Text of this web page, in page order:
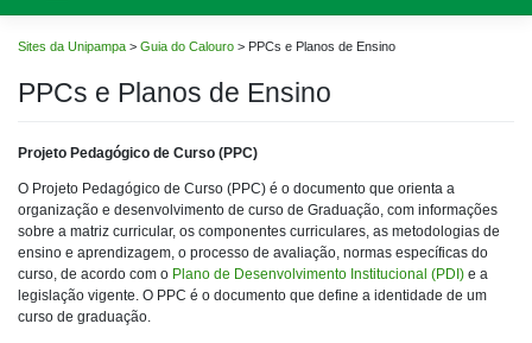
Sites da Unipampa > Guia do Calouro > PPCs e Planos de Ensino
PPCs e Planos de Ensino
Projeto Pedagógico de Curso (PPC)
O Projeto Pedagógico de Curso (PPC) é o documento que orienta a
organização e desenvolvimento de curso de Graduação, com informações
sobre a matriz curricular, os componentes curriculares, as metodologias de
ensino e aprendizagem, o processo de avaliação, normas específicas do
curso, de acordo com o Plano de Desenvolvimento Institucional (PDI) e a
legislação vigente. O PPC é o documento que define a identidade de um
curso de graduação.